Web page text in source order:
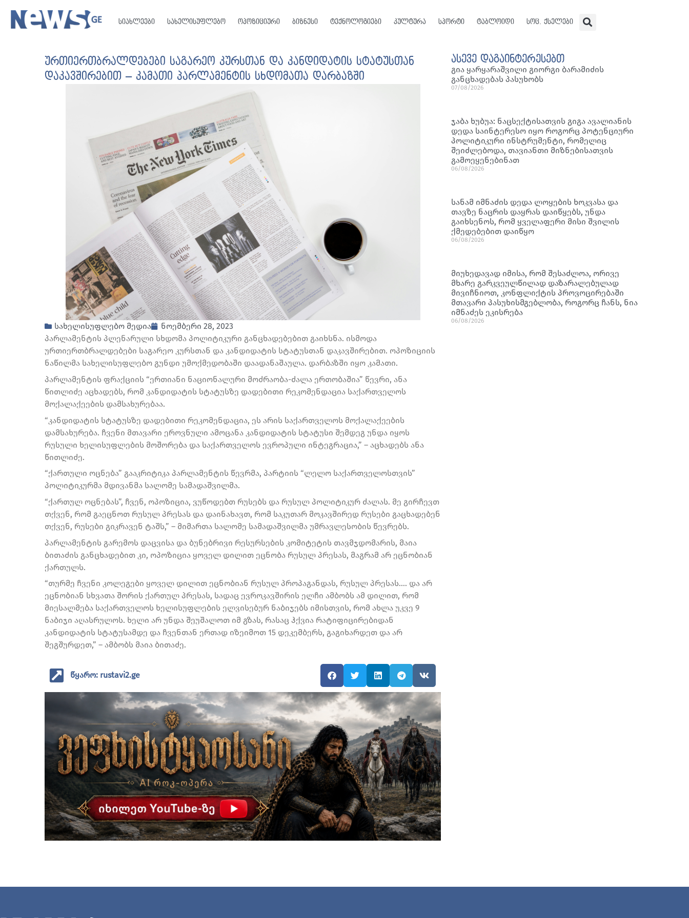
სიახლეები სახელისუფლებო ოპოზიციური ბიზნესი ტექნოლოგიები კულტურა სპორტი ტაბლოიდი სოც. ქსელები
ურთიერთბრალდებები საგარეო კურსთან და კანდიდატის სტატუსთან
დაკავშირებით – კამათი პარლამენტის სხდომათა დარბაზში
სახელისუფლებო მედია
ნოემბერი 28, 2023
პარლამენტის პლენარული სხდომა პოლიტიკური განცხადებებით გაიხსნა. ისმოდა
ურთიერთბრალდებები საგარეო კურსთან და კანდიდატის სტატუსთან დაკავშირებით. ოპოზიციის
ნაწილმა სახელისუფლებო გუნდი უმოქმედობაში დაადანაშაულა. დარბაზში იყო კამათი.
პარლამენტის ფრაქციის “ერთიანი ნაციონალური მოძრაობა-ძალა ერთობაშია” წევრი, ანა
წითლიძე აცხადებს, რომ კანდიდატის სტატუსზე დადებითი რეკომენდაცია საქართველოს
მოქალაქეების დამსახურებაა.
“კანდიდატის სტატუსზე დადებითი რეკომენდაცია, ეს არის საქართველოს მოქალაქეების
დამსახურება. ჩვენი მთავარი ეროვნული ამოცანა კანდიდატის სტატუსი შემდეგ უნდა იყოს
რუსული ხელისუფლების მოშორება და საქართველოს ევროპული ინტეგრაცია,” – აცხადებს ანა
წითლიძე.
“ქართული ოცნება” გააკრიტიკა პარლამენტის წევრმა, პარტიის “ლელო საქართველოსთვის”
პოლიტიკურმა მდივანმა სალომე სამადაშვილმა.
“ქართულ ოცნებას”, ჩვენ, ოპოზიცია, ვუწოდებთ რუსებს და რუსულ პოლიტიკურ ძალას. მე გირჩევთ
თქვენ, რომ გაეცნოთ რუსულ პრესას და დაინახავთ, რომ საკუთარ მოკავშირედ რუსები გაცხადებენ
თქვენ, რუსები გიკრავენ ტაშს,” – მიმართა სალომე სამადაშვილმა უმრავლესობის წევრებს.
პარლამენტის გარემოს დაცვისა და ბუნებრივი რესურსების კომიტეტის თავმჯდომარის, მაია
ბითაძის განცხადებით კი, ოპოზიცია ყოველ დილით ეცნობა რუსულ პრესას, მაგრამ არ ეცნობიან
ქართულს.
“თურმე ჩვენი კოლეგები ყოველ დილით ეცნობიან რუსულ პროპაგანდას, რუსულ პრესას…. და არ
ეცნობიან სხვათა შორის ქართულ პრესას, სადაც ევროკავშირის ელჩი ამბობს ამ დილით, რომ
მიესალმება საქართველოს ხელისუფლების ელვისებურ ნაბიჯებს იმისთვის, რომ ახლა უკვე 9
ნაბიჯი აღასრულოს. ხელი არ უნდა შეუშალოთ იმ გზას, რასაც ჰქვია რატიფიცირებიდან
კანდიდატის სტატუსამდე და ჩვენთან ერთად იზეიმოთ 15 დეკემბერს, გაგიხარდეთ და არ
შეგშურდეთ,” – ამბობს მაია ბითაძე.
წყარო: rustavi2.ge
ასევე დაგაინტერესებთ
გია ყარყარაშვილი გიორგი ბარამიძის
განცხადებას პასუხობს
07/08/2026
ჯაბა ხუბუა: ნაცსექტისათვის გიგა ავალიანის
დედა საინტერესო იყო როგორც პოტენციური
პოლიტიკური ინსტრუმენტი, რომელიც
შეიძლებოდა, თავიანთი მიზნებისათვის
გამოეყენებინათ
06/08/2026
სანამ იმნაძის დედა ლოყების ხოკვასა და
თავზე ნაცრის დაყრას დაიწყებს, უნდა
გაიხსენოს, რომ ყველაფერი მისი შვილის
ქმედებებით დაიწყო
06/08/2026
მიუხედავად იმისა, რომ შესაძლოა, ორივე
მხარე გარკვეულწილად დაზარალებულად
მივიჩნიოთ, კონფლიქტის პროვოცირებაში
მთავარი პასუხისმგებლობა, როგორც ჩანს, ნია
იმნაძეს ეკისრება
06/08/2026